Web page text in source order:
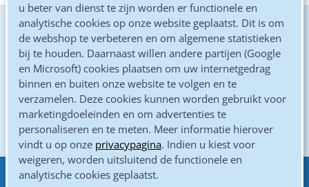
De goedkoopste online
Kwaliteits microvezel zakken
Altijd gratis verzonden
Gewoon door de brievenbus
Eenvoudig betalen met
u beter van dienst te zijn worden er functionele en
analytische cookies op onze website geplaatst. Dit is om
de webshop te verbeteren en om algemene statistieken
bij te houden. Daarnaast willen andere partijen (Google
en Microsoft) cookies plaatsen om uw internetgedrag
binnen en buiten onze website te volgen en te
verzamelen. Deze cookies kunnen worden gebruikt voor
marketingdoeleinden en om advertenties te
personaliseren en te meten. Meer informatie hierover
vindt u op onze privacypagina. Indien u kiest voor
weigeren, worden uitsluitend de functionele en
analytische cookies geplaatst.